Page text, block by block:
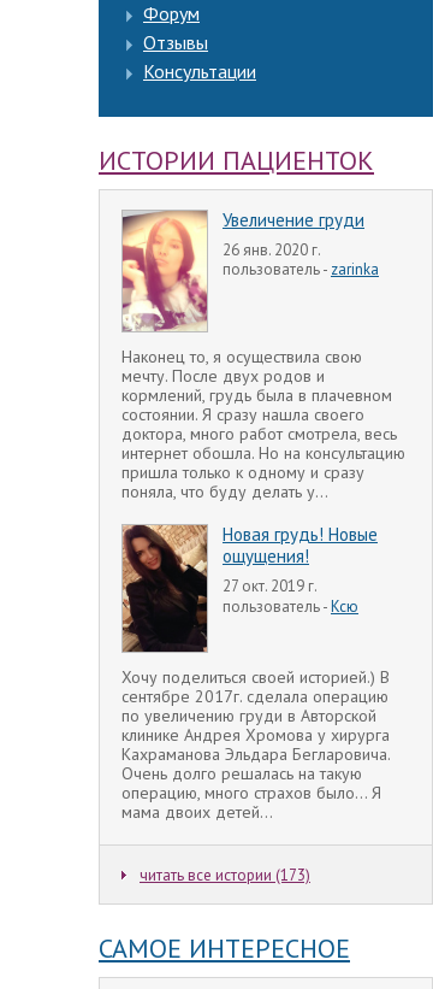
Форум
Отзывы
Консультации
ИСТОРИИ ПАЦИЕНТОК
Увеличение груди
26 янв. 2020 г.
пользователь - zarinka
Наконец то, я осуществила свою
мечту. После двух родов и
кормлений, грудь была в плачевном
состоянии. Я сразу нашла своего
доктора, много работ смотрела, весь
интернет обошла. Но на консультацию
пришла только к одному и сразу
поняла, что буду делать у...
Новая грудь! Новые
ощущения!
27 окт. 2019 г.
пользователь -Ксю
Хочу поделиться своей историей.) В
сентябре 2017г. сделала операцию
по увеличению груди в Авторской
клинике Андрея Хромова у хирурга
Кахраманова Эльдара Бегларовича.
Очень долго решалась на такую
операцию, много страхов было... Я
мама двоих детей...
читать все истории (173)
САМОЕ ИНТЕРЕСНОЕ